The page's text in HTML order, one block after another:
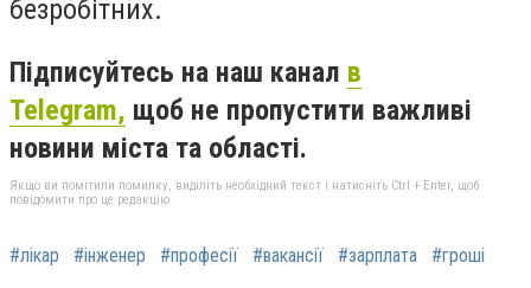
безробітних.
Підписуйтесь на наш канал в
Telegram, щоб не пропустити важливі
новини міста та області.
Якщо ви помітили помилку, виділіть необхідний текст і натисніть Ctrl + Enter, щоб
повідомити про це редакцію
#лікар #інженер #професії #вакансії #зарплата #гроші